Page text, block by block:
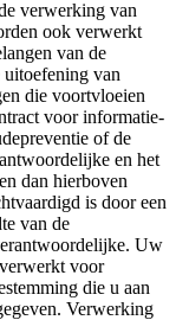
verwerking van
ook verwerkt
van de
van
die voortvloeien
voor informatie-
of de
en het
dan hierboven
is door een
van de
Uw
voor
die u aan
Verwerking